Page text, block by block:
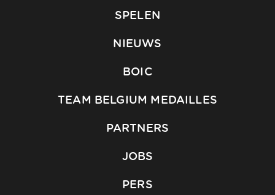
SPELEN
NIEUWS
BOIC
TEAM BELGIUM MEDAILLES
PARTNERS
JOBS
PERS